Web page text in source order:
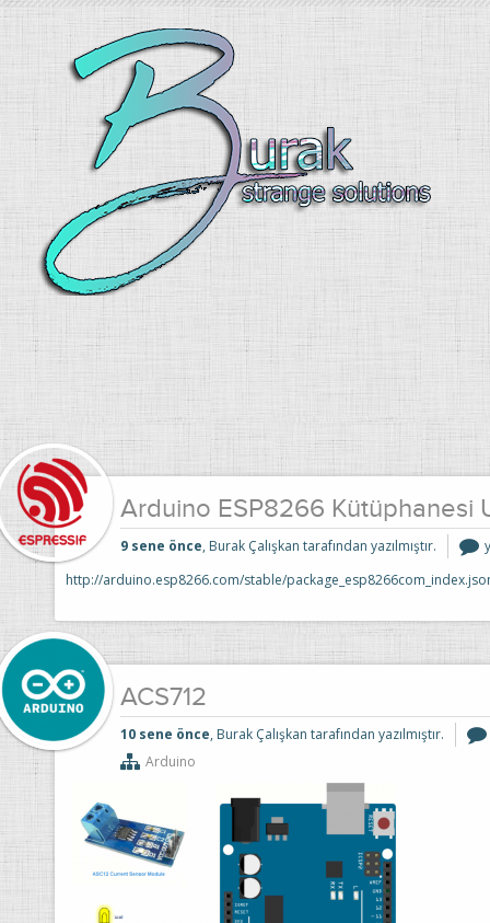
Arduino ESP8266 Kütüphanesi
9 sene önce, Burak Çalışkan tarafından yazılmıştır.
http://arduino.esp8266.com/stable/
ACS712
10 sene önce, Burak Çalışkan tarafından yazılmıştır.
Arduino